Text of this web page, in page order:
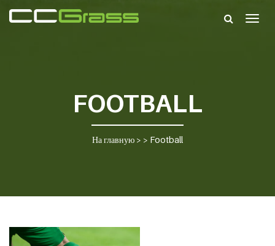
FOOTBALL
На главную > > Football